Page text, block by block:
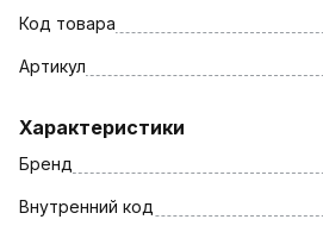
Код товара
Артикул
Характеристики
Бренд
Внутренний код